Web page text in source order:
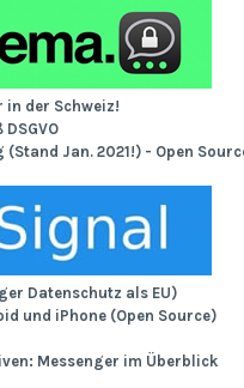
in der Schweiz!
Jan. 2021!) - Open
Datenschutz als EU)
und iPhone (Open Source)
Messenger im Überblick